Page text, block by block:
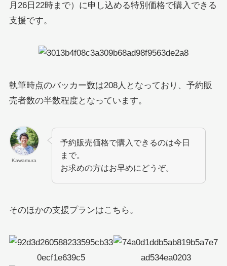
月26日22時まで）に申し込める特別価格で購入できる
支援です。
執筆時点のバッカー数は208人となっており、予約販
売者数の半数程度となっています。
Kawamura
予約販売価格で購入できるのは今日
まで。
お求めの方はお早めにどうぞ。
そのほかの支援プランはこちら。